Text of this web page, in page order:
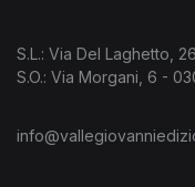
S.L.: Via Del Laghetto,
S.O.: Via Morgani, 6 -